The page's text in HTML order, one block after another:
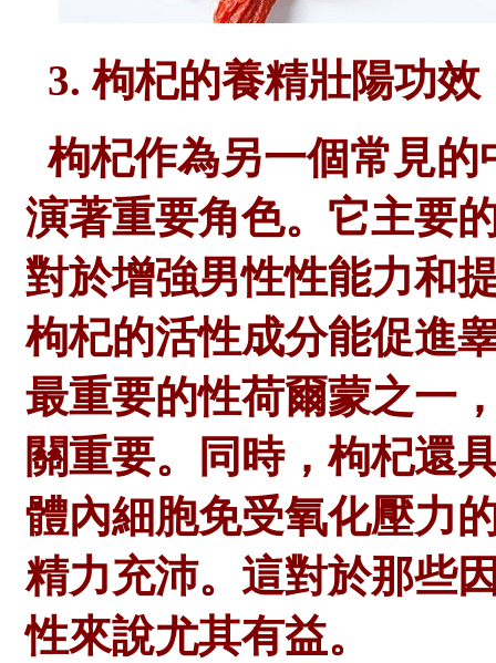
3. 枸杞的養精壯陽功效
枸杞作為另一個常見的
演著重要角色。它主要
對於增強男性性能力和
枸杞的活性成分能促進
最重要的性荷爾蒙之一
關重要。
同時，枸杞還
體內細胞免受氧化壓力
精力充沛。這對於那些
性來說尤其有益。